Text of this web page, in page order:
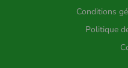
Conditions
Politique